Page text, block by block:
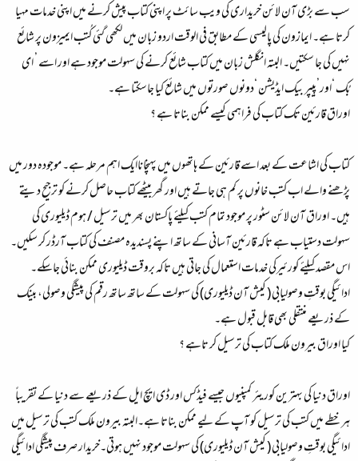
سب سے بڑی آن لائن خریداری کی ویب سائٹ پر اپنی کتاب پیش کرنے میں اپنی خدمات مہیا
کرتا ہے۔ ایمازون کی پالیسی کے مطابق فی الوقت اردو زبان میں لکھی گئی کُتب ایمیزون پر شائع
نہیں کی جا سکتیں۔ البتہ انگلش زبان میں کتاب شائع کرنے کی سہولت موجود ہے اور اسے ’ ای
بُک ‘اور’پیپر بیک ایڈیشن ‘دونوں صورتوں میں شائع کیا جاسکتا ہے۔
اوراق قارئین تک کتاب کی فراہمی کیسے ممکن بناتا ہے ؟
کتاب کی اشاعت کے بعد اسے قارئین کے ہاتھوں میں پہنچاناایک اہم مرحلہ ہے۔ موجودہ دور میں
پڑھنے والے اب کتب خانوں پر کم ہی جاتے ہیں اور گھر بیٹھے کتاب حاصل کرنے کو ترجیح دیتے
ہیں۔ اوراق آن لائن سٹور پر موجود تمام کتب کیلئے پاکستان بھر میں ترسیل / ہوم ڈیلیوری کی
سہولت دستیاب ہے تاکہ قارئین آسانی کے ساتھ اپنے پسندیدہ مصنف کی کتاب آرڈر کر سکیں۔
اس مقصد کیلئے کورئیرکی خدمات استعمال کی جاتی ہیں تاکہ بروقت ڈیلیوری ممکن بنائی جاسکے۔
ادائیگی بوقتِ وصولیابی ( کیش آن ڈیلیوری) کی سہولت کے ساتھ ساتھ رقم کی پیشگی وصولی، بینک
کے ذریعے منتقلی بھی قابل قبول ہے۔
کیا اوراق بیرون ملک کتاب کی ترسیل کر تاہے ؟
اوراق دنیا کی بہترین کوریئر کمپنیوں جیسے فیڈکس اور ڈی ایچ ایل کے ذریعے سے دنیا کے تقریباً
ہر خطے میں کتب کی ترسیل کو آپ کے لیے ممکن بناتا ہے۔البتہ بیرون ملک کتب کی ترسیل میں
ادائیگی بوقتِ وصولیابی ( کیش آن ڈیلیوری) کی سہولت موجود نہیں ہوتی۔خریدار صرف پیشگی ادائیگی